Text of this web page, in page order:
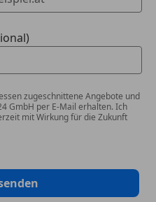
und Fernlicht)
und sind Ihr
zugeschnittene Angebote und
GmbH per E-Mail erhalten. Ich
mit Wirkung für die Zukunft